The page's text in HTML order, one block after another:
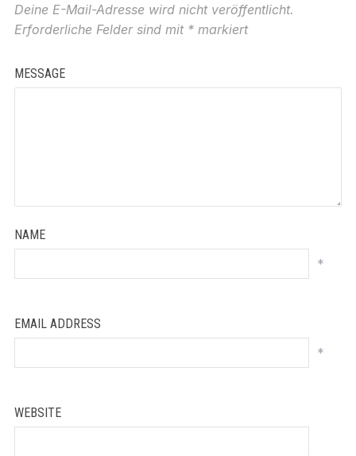
Deine E-Mail-Adresse wird nicht veröffentlicht.
Erforderliche Felder sind mit *markiert
MESSAGE
NAME
*
EMAIL ADDRESS
*
WEBSITE